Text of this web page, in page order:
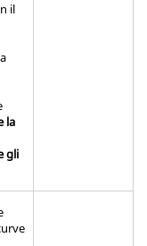
il
la
gli